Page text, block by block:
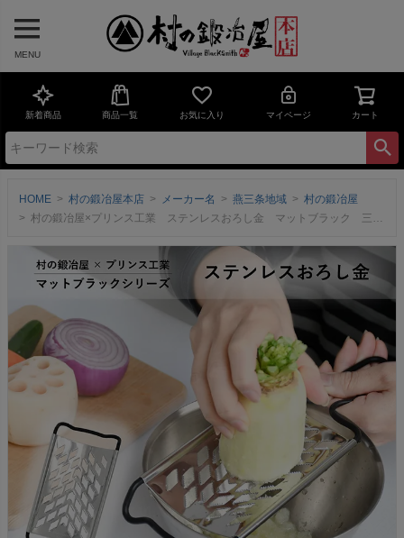
MENU
新着商品 商品一覧 お気に入り マイページ カート
HOME 村の鍛冶屋本店 メーカー名 燕三条地域
村の鍛冶屋
村の鍛冶屋×プリンス工業 ステンレスおろし金 マットブラック 三条製！繊維を潰さずにおろせる ハンドルは汚れがつきにくいフッ素加工 【頑張って送料無料！】